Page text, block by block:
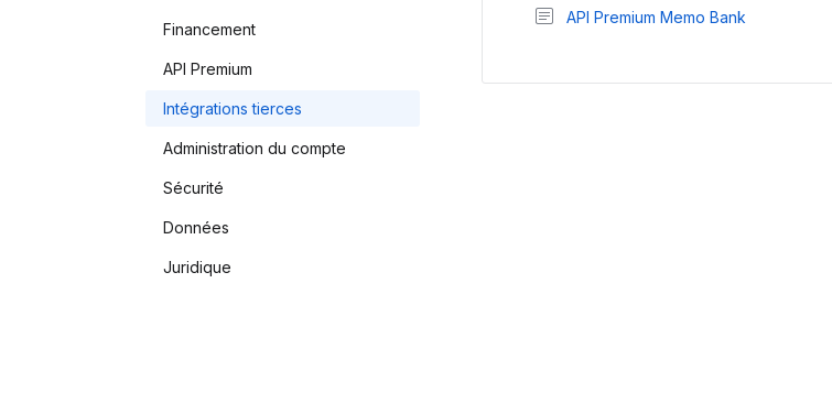
API Premium Memo Bank
Financement
API Premium
Intégrations tierces
Administration du compte
Sécurité
Données
Juridique